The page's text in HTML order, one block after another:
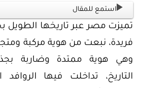
استمع للمقال
تميزت مصر عبر تاريخها الطويل
فريدة، نبعت من هوية مركبة
وهي هوية ممتدة وضاربة
التاريخ، تداخلت فيها الروافد